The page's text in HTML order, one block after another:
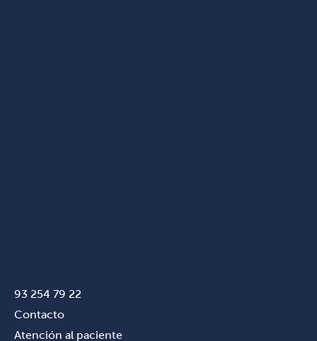
93 254 79 22
Contacto
Atención al paciente